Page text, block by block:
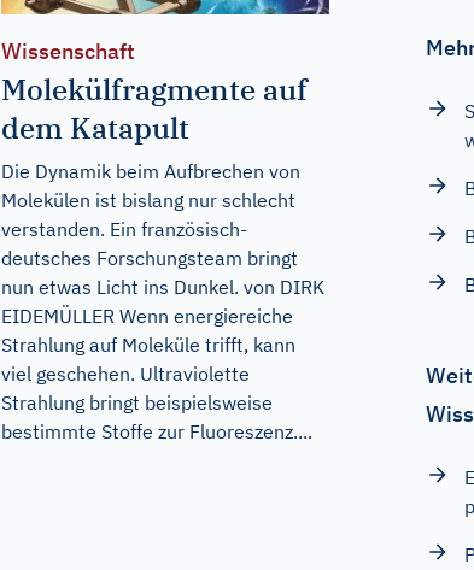
Wissenschaft
Molekülfragmente auf
dem Katapult
Die Dynamik beim Aufbrechen von
Molekülen ist bislang nur schlecht
verstanden. Ein französisch-
deutsches Forschungsteam bringt
nun etwas Licht ins Dunkel. von DIRK
EIDEMÜLLER Wenn energiereiche
Strahlung auf Moleküle trifft, kann
viel geschehen. Ultraviolette
Strahlung bringt beispielsweise
bestimmte Stoffe zur Fluoreszenz....